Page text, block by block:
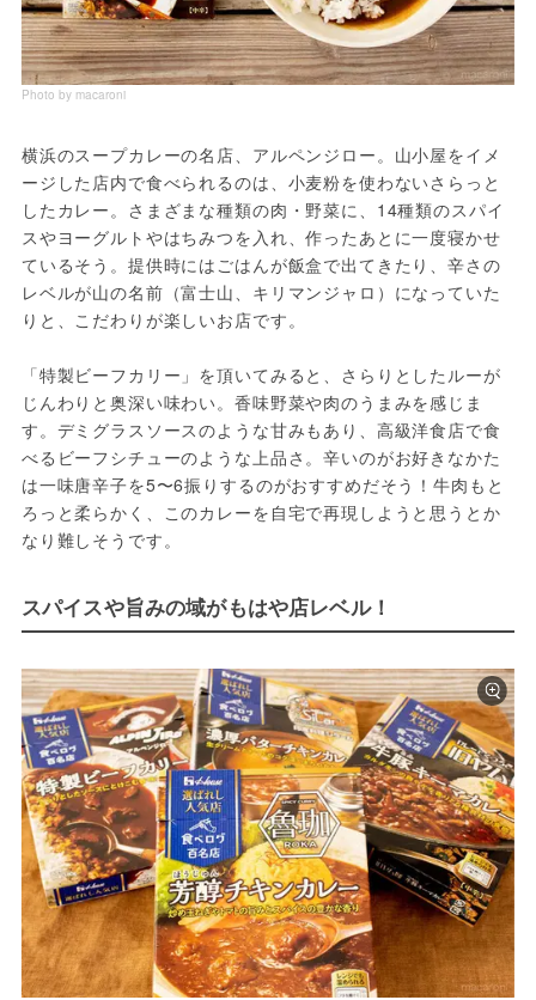
Photo by macaroni
横浜のスープカレーの名店、アルペンジロー。山小屋をイメ
ージした店内で食べられるのは、小麦粉を使わないさらっと
したカレー。さまざまな種類の肉・野菜に、14種類のスパイ
スやヨーグルトやはちみつを入れ、作ったあとに一度寝かせ
ているそう。提供時にはごはんが飯盒で出てきたり、辛さの
レベルが山の名前（富士山、キリマンジャロ）になっていた
りと、こだわりが楽しいお店です。
「特製ビーフカリー」を頂いてみると、さらりとしたルーが
じんわりと奥深い味わい。香味野菜や肉のうまみを感じま
す。デミグラスソースのような甘みもあり、高級洋食店で食
べるビーフシチューのような上品さ。辛いのがお好きなかた
は一味唐辛子を5〜6振りするのがおすすめだそう！牛肉もと
ろっと柔らかく、このカレーを自宅で再現しようと思うとか
なり難しそうです。
スパイスや旨みの域がもはや店レベル！